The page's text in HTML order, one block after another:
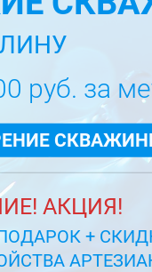
руб. за
АКЦИЯ!
+